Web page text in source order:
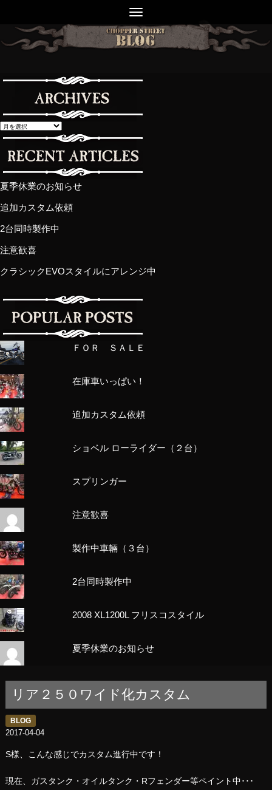
夏季休業のお知らせ
追加カスタム依頼
2台同時製作中
注意歓喜
クラシックEVOスタイルにアレンジ中
ＦＯＲ ＳＡＬＥ
在庫車いっぱい！
追加カスタム依頼
ショベル ローライダー（２台）
スプリンガー
注意歓喜
製作中車輛（３台）
2台同時製作中
2008 XL1200L フリスコスタイル
夏季休業のお知らせ
リア２５０ワイド化カスタム
BLOG
2017-04-04
S様、こんな感じでカスタム進行中です！
現在、ガスタンク・オイルタンク・Rフェンダー等ペイント中･･･